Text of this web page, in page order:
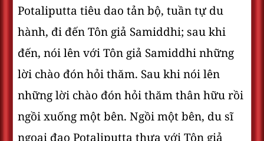
Potaliputta tiêu dao tản bộ, tuần tự du
hành, đi đến Tôn giả Samiddhi; sau khi
đến, nói lên với Tôn giả Samiddhi những
lời chào đón hỏi thăm. Sau khi nói lên
những lời chào đón hỏi thăm thân hữu rồi
ngồi xuống một bên. Ngồi một bên, du sĩ